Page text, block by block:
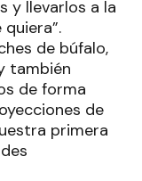
y llevarlos a la
de búfalo,
también
de forma
de
primera